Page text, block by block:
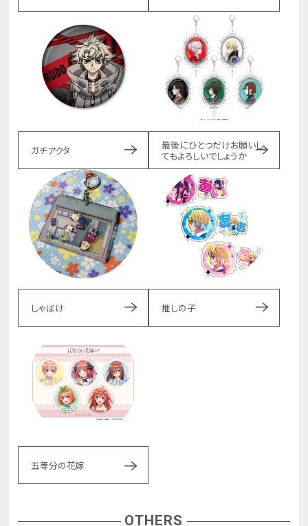
ガチアクタ
最後にひとつだけお願いし
てもよろしいでしょうか
しゃばけ 推しの子
五等分の花嫁
OTHERS